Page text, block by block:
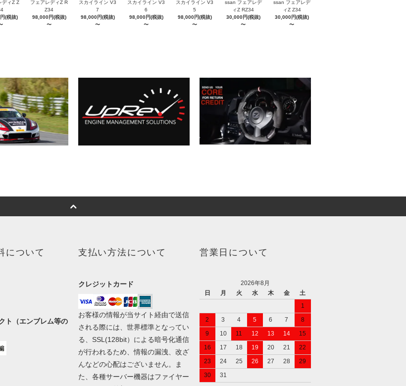
ディZ Z
(税抜)
フェアレディZ R
Z34
98,000円(税抜)
〜
スカイライン V3
7
98,000円(税抜)
〜
スカイライン V3
6
98,000円(税抜)
〜
スカイライン V3
5
98,000円(税抜)
〜
ssan フェアレデ
ィZ RZ34
30,000円(税抜)
〜
ssan フェアレデ
ィZ Z34
30,000円(税抜)
〜
について
ト（エンブレム等の
支払い方法について
クレジットカード
お客様の情報が当サイト経由で送信
される際には、世界標準となってい
る、SSL(128bit）による暗号化通信
が行われるため、情報の漏洩、改ざ
んなどの心配はございません。ま
た、各種サーバー機器はファイヤー
営業日について
2026年8月
日
月 火 水 木 金
土
1
2
3 4 5 6 7
8
9
10 11 12 13 14
15
16
17 18 19 20 21
22
23
24 25 26 27 28
29
30
31